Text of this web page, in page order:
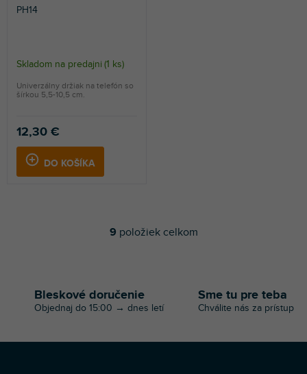
PH14
Skladom na predajni (1 ks)
12,30 €
DO KOŠÍKA
Univerzálny držiak na telefón so
šírkou 5,5-10,5 cm.
O
a
c
e
9 položiek celkom
Bleskové doručenie
Objednaj do 15:00 → dnes letí
Sme tu pre teba
Chválite nás za prístup